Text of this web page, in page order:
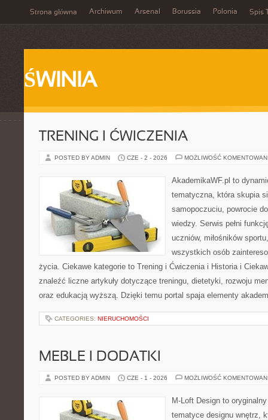
Strona główna Archiwum Arsenal Borussia Polonia Spis
ŚWINIA
TRENING I ĆWICZENIA
POSTED BY ADMIN CZE - 2 - 2026 MOŻLIWOŚĆ
AkademikaWF.pl to
tematyczna, która skupia
samopoczuciu, powrocie
wiedzy. Serwis pełni
uczniów, miłośników
wszystkich osób
życia. Ciekawe kategorie to Trening i Ćwiczenia i Historia i
znaleźć liczne artykuły dotyczące treningu, dietetyki, rozwoju
oraz edukacją wyższą. Dzięki temu portal spaja elementy
CATEGORIES: NIERUCHOMOŚCI
MEBLE I DODATKI
POSTED BY ADMIN CZE - 1 - 2026 MOŻLIWOŚĆ
M-Loft Design to
tematyce designu wnętrz,